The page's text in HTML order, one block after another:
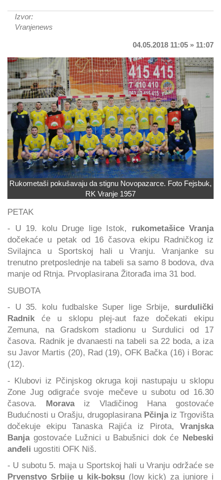
Izvor:
Vranjenews
04.05.2018 11:05 » 11:07
Rukometaši pokušavaju da stignu Novopazarce. Foto Fejsbuk,
RK Vranje 1957
PETAK
- U 19. kolu Druge lige Istok, rukometašice Vranja
dočekaće u petak od 16 časova ekipu Radničkog iz
Svilajnca u Sportskoj hali u Vranju. Vranjanke su
trenutno pretposlednje na tabeli sa samo 8 bodova, dva
manje od Rtnja. Prvoplasirana Žitorađa ima 31 bod.
SUBOTA
- U 35. kolu fudbalske Super lige Srbije, surdulički
Radnik će u sklopu plej-aut faze dočekati ekipu
Zemuna, na Gradskom stadionu u Surdulici od 17
časova. Radnik je dvanaesti na tabeli sa 22 boda, a iza
su Javor Martis (20), Rad (19), OFK Bačka (16) i Borac
(12).
- Klubovi iz Pčinjskog okruga koji nastupaju u sklopu
Zone Jug odigraće svoje mečeve u subotu od 16.30
časova. Moravaiz Vladičinog Hana gostovaće
Budućnosti u Orašju, drugoplasirana Pčinjaiz Trgovišta
dočekuje ekipu Tanaska Rajića iz Pirota, Vranjska
Banjagostovaće Lužnici u Babušnici dok će Nebeski
anđeli ugostiti OFK Niš.
- U subotu 5. maja u Sportskoj hali u Vranju održaće se
Prvenstvo Srbije u kik-boksu (low kick) za juniore i